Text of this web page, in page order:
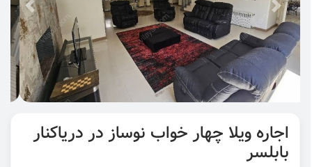
اجاره ویلا چهار خواب نوساز در دریاکنار
بابلسر